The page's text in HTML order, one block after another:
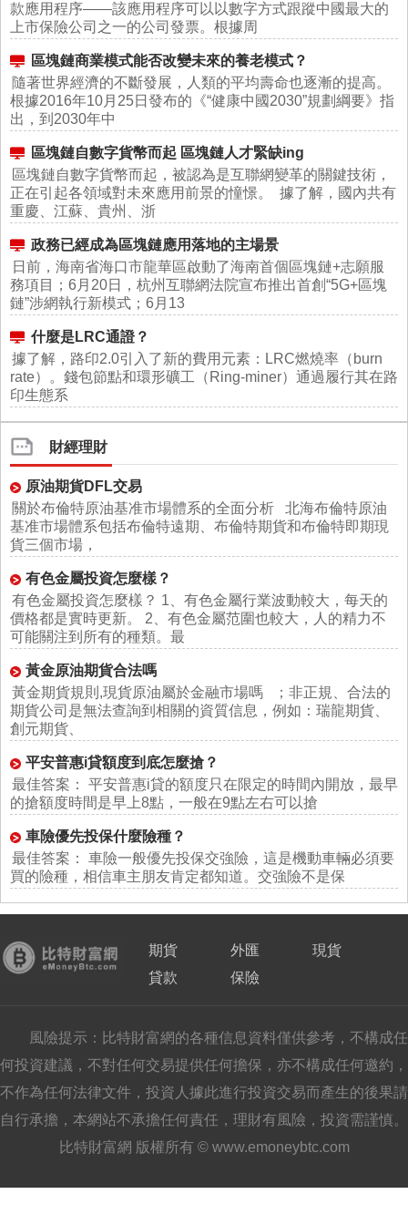
款應用程序——該應用程序可以以數字方式跟蹤中國最大的
上市保險公司之一的公司發票。根據周
區塊鏈商業模式能否改變未來的養老模式？
隨著世界經濟的不斷發展，人類的平均壽命也逐漸的提高。
根據2016年10月25日發布的《“健康中國2030”規劃綱要》指
出，到2030年中
區塊鏈自數字貨幣而起 區塊鏈人才緊缺ing
區塊鏈自數字貨幣而起，被認為是互聯網變革的關鍵技術，
正在引起各領域對未來應用前景的憧憬。 據了解，國內共有
重慶、江蘇、貴州、浙
政務已經成為區塊鏈應用落地的主場景
日前，海南省海口市龍華區啟動了海南首個區塊鏈+志願服
務項目；6月20日，杭州互聯網法院宣布推出首創“5G+區塊
鏈”涉網執行新模式；6月13
什麼是LRC通證？
據了解，路印2.0引入了新的費用元素：LRC燃燒率（burn
rate）。錢包節點和環形礦工（Ring-miner）通過履行其在路
印生態系
財經理財
原油期貨DFL交易
關於布倫特原油基准市場體系的全面分析 北海布倫特原油
基准市場體系包括布倫特遠期、布倫特期貨和布倫特即期現
貨三個市場，
有色金屬投資怎麼樣？
有色金屬投資怎麼樣？ 1、有色金屬行業波動較大，每天的
價格都是實時更新。 2、有色金屬范圍也較大，人的精力不
可能關注到所有的種類。最
黃金原油期貨合法嗎
黃金期貨規則,現貨原油屬於金融市場嗎 ；非正規、合法的
期貨公司是無法查詢到相關的資質信息，例如：瑞龍期貨、
創元期貨、
平安普惠i貸額度到底怎麼搶？
最佳答案： 平安普惠i貸的額度只在限定的時間內開放，最早
的搶額度時間是早上8點，一般在9點左右可以搶
車險優先投保什麼險種？
最佳答案： 車險一般優先投保交強險，這是機動車輛必須要
買的險種，相信車主朋友肯定都知道。交強險不是保
期貨 外匯
現貨
貸款
保險
風險提示：比特財富網的各種信息資料僅供參考，不構成任
何投資建議，不對任何交易提供任何擔保，亦不構成任何邀約，
不作為任何法律文件，投資人據此進行投資交易而產生的後果請
自行承擔，本網站不承擔任何責任，理財有風險，投資需謹慎。
比特財富網 版權所有 © www.emoneybtc.com